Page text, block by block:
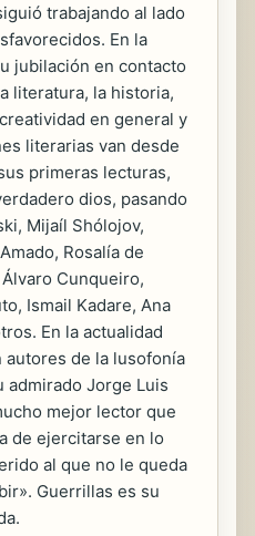
trabajando al lado
En la
jubilación en contacto
literatura, la historia,
en general y
literarias van desde
primeras lecturas,
dios, pasando
Mijaíl Shólojov,
Rosalía de
Cunqueiro,
Ismail Kadare, Ana
En la actualidad
de la lusofonía
admirado Jorge Luis
mejor lector que
de ejercitarse en lo
al que no le queda
Guerrillas es su